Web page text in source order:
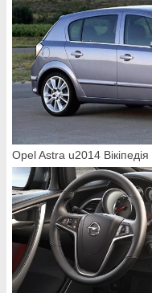
Opel Astra u2014 Вікіпедія